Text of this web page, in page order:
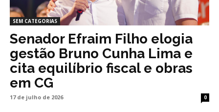
SEM CATEGORIAS
Senador Efraim Filho elogia
gestão Bruno Cunha Lima e
cita equilíbrio fiscal e obras
em CG
17 de julho de 2026 0